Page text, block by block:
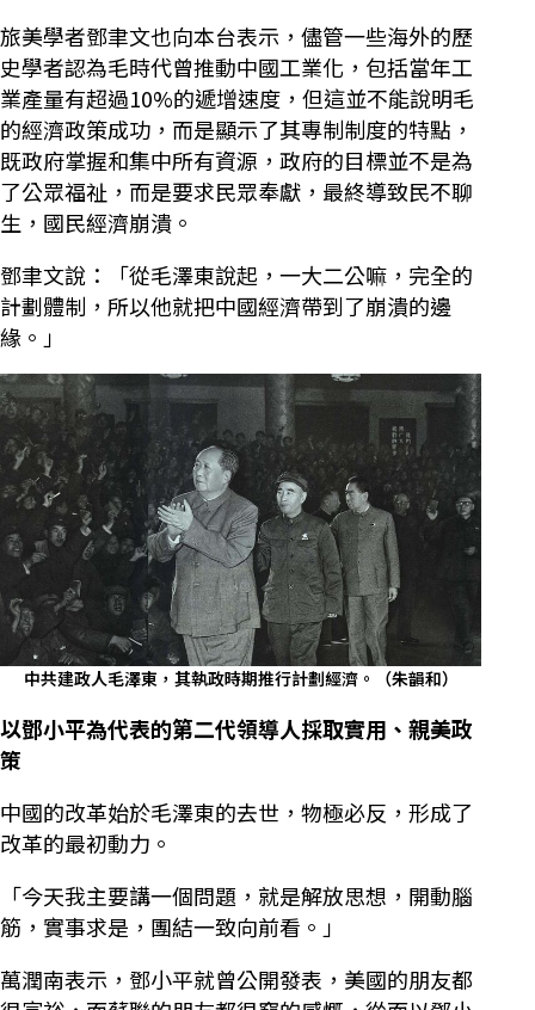
旅美學者鄧聿文也向本台表示，儘管一些海外的歷
史學者認為毛時代曾推動中國工業化，包括當年工
業產量有超過10%的遞增速度，但這並不能說明毛
的經濟政策成功，而是顯示了其專制制度的特點，
既政府掌握和集中所有資源，政府的目標並不是為
了公眾福祉，而是要求民眾奉獻，最終導致民不聊
生，國民經濟崩潰。
鄧聿文說：「從毛澤東說起，一大二公嘛，完全的
計劃體制，所以他就把中國經濟帶到了崩潰的邊
緣。」
中共建政人毛澤東，其執政時期推行計劃經濟。（朱韻和）
以鄧小平為代表的第二代領導人採取實用、親美政
策
中國的改革始於毛澤東的去世，物極必反，形成了
改革的最初動力。
「今天我主要講一個問題，就是解放思想，開動腦
筋，實事求是，團結一致向前看。」
萬潤南表示，鄧小平就曾公開發表，美國的朋友都